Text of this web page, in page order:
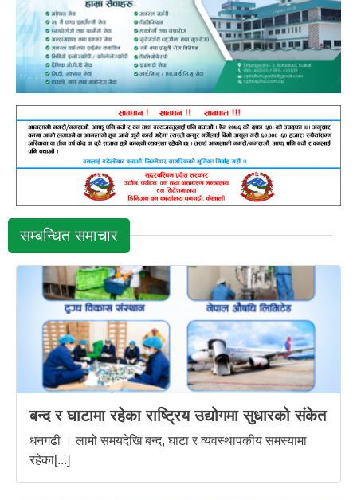
सम्बन्धित समाचार
बन्द र घाटामा रहेका राष्ट्रिय उद्योगमा सुधारको संकेत
धनगढी । लामो समयदेखि बन्द, घाटा र व्यवस्थापकीय समस्यामा
रहेका[...]